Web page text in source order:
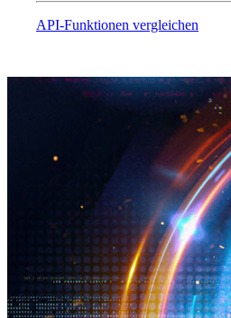
API-Funktionen vergleichen